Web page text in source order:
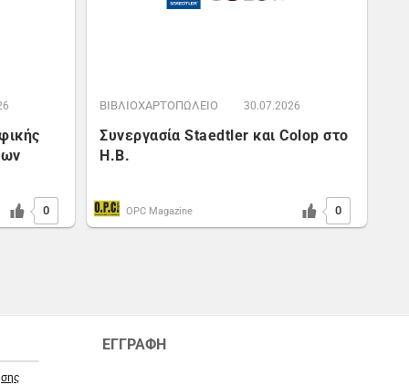
0
ΒΙΒΛΙΟΧΑΡΤΟΠΩΛΕΙΟ 30.07.2026
Συνεργασία Staedtler και Colop στο
Η.Β.
OPC Magazine 0
ΕΓΓΡΑΦΗ